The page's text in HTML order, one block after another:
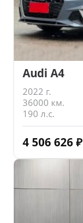
Audi A4
2022 г.
36000 км.
190 л.с.
4 506 626 ₽